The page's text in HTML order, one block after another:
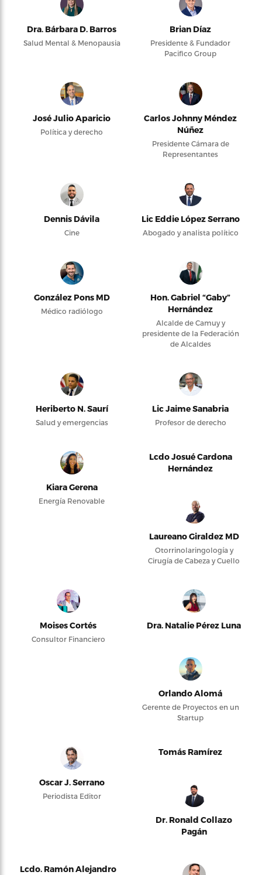
Dra. Bárbara D. Barros
Salud Mental & Menopausia
Brian Díaz
Presidente & Fundador
Pacifico Group
José Julio Aparicio
Política y derecho
Carlos Johnny Méndez
Núñez
Presidente Cámara de
Representantes
Dennis Dávila
Cine
Lic Eddie López Serrano
Abogado y analista político
González Pons MD
Médico radiólogo
Hon. Gabriel “Gaby”
Hernández
Alcalde de Camuy y
presidente de la Federación
de Alcaldes
Heriberto N. Saurí
Salud y emergencias
Lic Jaime Sanabria
Profesor de derecho
Kiara Gerena
Energía Renovable
Lcdo Josué Cardona
Hernández
Laureano Giraldez MD
Otorrinolaringología y
Cirugía de Cabeza y Cuello
Moises Cortés
Consultor Financiero
Dra. Natalie Pérez Luna
Orlando Alomá
Gerente de Proyectos en un
Startup
Oscar J. Serrano
Periodista Editor
Tomás Ramírez
Dr. Ronald Collazo
Pagán
Lcdo. Ramón Alejandro